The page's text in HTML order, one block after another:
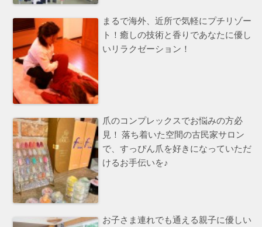
まるで海外、近所で気軽にプチリゾー
ト！癒しの技術と香りであなたに優し
いリラクゼーション！
爪のコンプレックスでお悩みの方必
見！ 落ち着いた空間の古民家サロン
で、すっぴん爪を好きになっていただ
けるお手伝いを♪
お子さま連れでも通える親子に優しい